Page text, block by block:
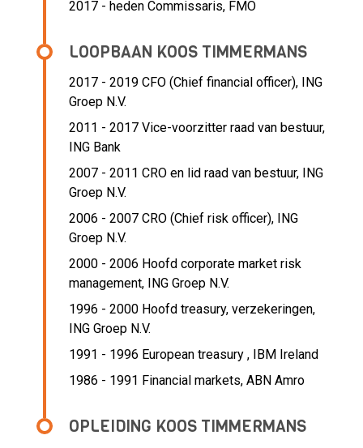
2017 - heden Commissaris, FMO
LOOPBAAN KOOS TIMMERMANS
2017 - 2019 CFO (Chief financial officer),
ING
Groep N.V.
2011 - 2017 Vice-voorzitter raad van bestuur,
ING Bank
2007 - 2011 CRO en lid raad van bestuur,
ING
Groep N.V.
2006 - 2007 CRO (Chief risk officer),
ING
Groep N.V.
2000 - 2006 Hoofd corporate market risk
management,
ING Groep N.V.
1996 - 2000 Hoofd treasury, verzekeringen,
ING Groep N.V.
1991 - 1996 European treasury ,
IBM Ireland
1986 - 1991 Financial markets, ABN Amro
OPLEIDING KOOS TIMMERMANS